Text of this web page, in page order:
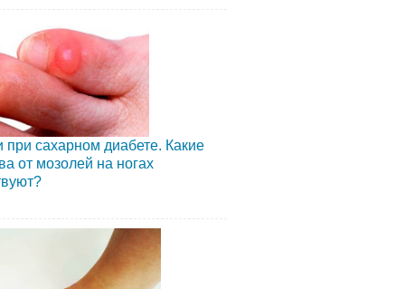
при сахарном диабете. Какие
от мозолей на ногах